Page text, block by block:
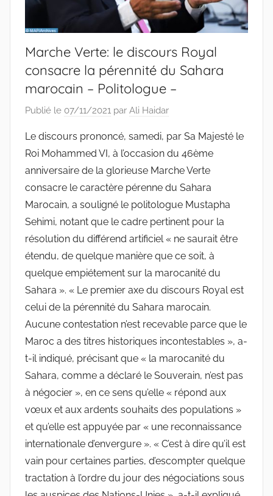
Marche Verte: le discours Royal
consacre la pérennité du Sahara
marocain – Politologue –
Publié le 07/11/2021 par Ali Haidar
Le discours prononcé, samedi, par Sa Majesté le
Roi Mohammed VI, à l’occasion du 46ème
anniversaire de la glorieuse Marche Verte
consacre le caractère pérenne du Sahara
Marocain, a souligné le politologue Mustapha
Sehimi, notant que le cadre pertinent pour la
résolution du différend artificiel « ne saurait être
étendu, de quelque manière que ce soit, à
quelque empiétement sur la marocanité du
Sahara ». « Le premier axe du discours Royal est
celui de la pérennité du Sahara marocain.
Aucune contestation n’est recevable parce que le
Maroc a des titres historiques incontestables », a-
t-il indiqué, précisant que « la marocanité du
Sahara, comme a déclaré le Souverain, n’est pas
à négocier », en ce sens qu’elle « répond aux
vœux et aux ardents souhaits des populations »
et qu’elle est appuyée par « une reconnaissance
internationale d’envergure ». « C’est à dire qu’il est
vain pour certaines parties, d’escompter quelque
tractation à l’ordre du jour des négociations sous